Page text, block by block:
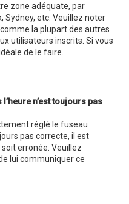
zone adéquate, par
Sydney, etc. Veuillez noter
la plupart des autres
utilisateurs inscrits. Si vous
de le faire.
n’est toujours pas
réglé le fuseau
pas correcte, il est
erronée. Veuillez
lui communiquer ce